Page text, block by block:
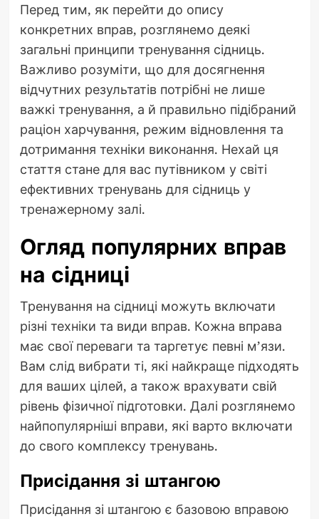
Перед тим, як перейти до опису
конкретних вправ, розглянемо деякі
загальні принципи тренування сідниць.
Важливо розуміти, що для досягнення
відчутних результатів потрібні не лише
важкі тренування, а й правильно підібраний
раціон харчування, режим відновлення та
дотримання техніки виконання. Нехай ця
стаття стане для вас путівником у світі
ефективних тренувань для сідниць у
тренажерному залі.
Огляд популярних вправ
на сідниці
Тренування на сідниці можуть включати
різні техніки та види вправ. Кожна вправа
має свої переваги та таргетує певні м’язи.
Вам слід вибрати ті, які найкраще підходять
для ваших цілей, а також врахувати свій
рівень фізичної підготовки. Далі розглянемо
найпопулярніші вправи, які варто включати
до свого комплексу тренувань.
Присідання зі штангою
Присідання зі штангою є базовою вправою